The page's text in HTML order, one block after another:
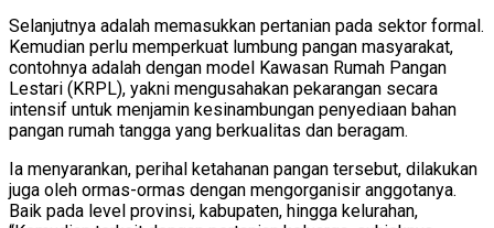
Selanjutnya adalah memasukkan pertanian pada sektor formal.
Kemudian perlu memperkuat lumbung pangan masyarakat,
contohnya adalah dengan model Kawasan Rumah Pangan
Lestari (KRPL), yakni mengusahakan pekarangan secara
intensif untuk menjamin kesinambungan penyediaan bahan
pangan rumah tangga yang berkualitas dan beragam.
Ia menyarankan, perihal ketahanan pangan tersebut, dilakukan
juga oleh ormas-ormas dengan mengorganisir anggotanya.
Baik pada level provinsi, kabupaten, hingga kelurahan,